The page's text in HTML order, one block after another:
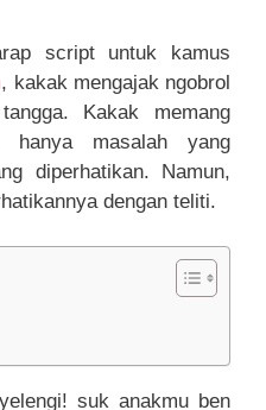
script untuk kamus
, kakak mengajak ngobrol
Kakak memang
hanya masalah yang
diperhatikan. Namun,
dengan teliti.
suk anakmu ben